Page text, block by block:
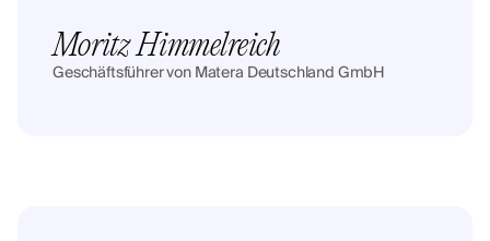
Moritz Himmelreich
Geschäftsführer von Matera Deutschland GmbH